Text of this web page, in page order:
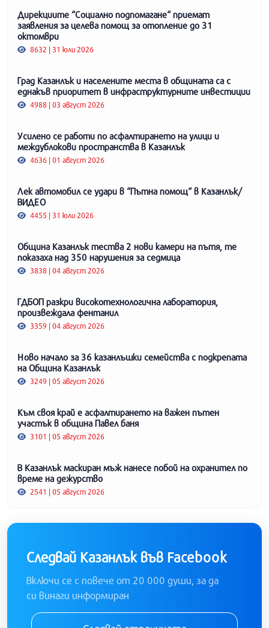
Дирекциите “Социално подпомагане“ приемат
заявления за целева помощ за отопление до 31
октомври
8632 | 31 юли 2026
Град Казанлък и населените места в общината са с
еднакъв приоритет в инфраструктурните инвестиции
4988 | 03 август 2026
Усилено се работи по асфалтирането на улици и
междублокови пространства в Казанлък
4636 | 01 август 2026
Лек автомобил се удари в “Пътна помощ“ в Казанлък/
ВИДЕО
4455 | 31 юли 2026
Община Казанлък тества 2 нови камери на пътя, те
показаха над 350 нарушения за седмица
3838 | 04 август 2026
ГДБОП разкри високотехнологична лаборатория,
произвеждала фентанил
3359 | 04 август 2026
Ново начало за 36 казанлъшки семейства с подкрепата
на Община Казанлък
3249 | 05 август 2026
Към своя край е асфалтирането на важен пътен
участък в община Павел баня
3101 | 05 август 2026
В Казанлък маскиран мъж нанесе побой на охранител по
време на дежурство
2541 | 05 август 2026
Следвай Казанлък във Facebook
Включи се с повече от 20 000 души, за да
си винаги информиран